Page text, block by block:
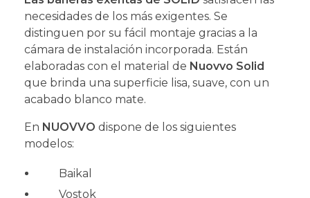
necesidades de los más exigentes. Se
distinguen por su fácil montaje gracias a la
cámara de instalación incorporada. Están
elaboradas con el material de Nuovvo Solid
que brinda una superficie lisa, suave, con un
acabado blanco mate.
En NUOVVO dispone de los siguientes
modelos:
Baikal
Vostok